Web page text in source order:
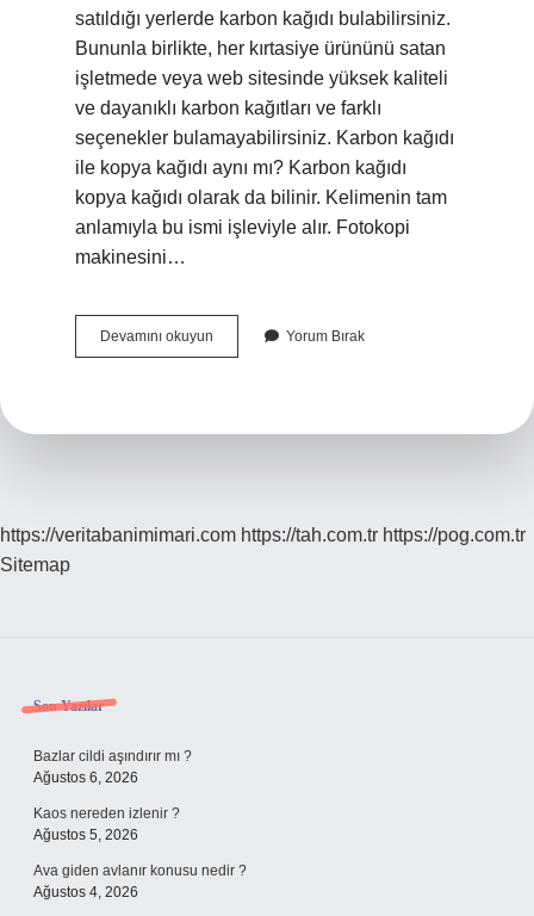
satıldığı yerlerde karbon kağıdı bulabilirsiniz.
Bununla birlikte, her kırtasiye ürününü satan
işletmede veya web sitesinde yüksek kaliteli
ve dayanıklı karbon kağıtları ve farklı
seçenekler bulamayabilirsiniz. Karbon kağıdı
ile kopya kağıdı aynı mı? Karbon kağıdı
kopya kağıdı olarak da bilinir. Kelimenin tam
anlamıyla bu ismi işleviyle alır. Fotokopi
makinesini…
Devamını okuyun Karbonlu
Kağıt
Yorum Bırak
https://veritabanimimari.com https://tah.com.tr https://pog.com.tr
Sitemap
Sidebar
Son Yazılar
Bazlar cildi aşındırır mı ?
Ağustos 6, 2026
Kaos nereden izlenir ?
Ağustos 5, 2026
Ava giden avlanır konusu nedir ?
Ağustos 4, 2026